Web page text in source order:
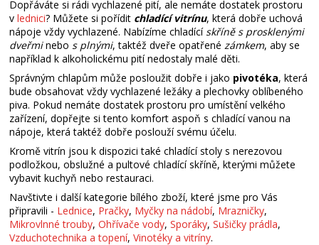
Dopřáváte si rádi vychlazené pití, ale nemáte dostatek prostoru
vlednici? Můžete si pořídit chladící vitrínu, která dobře uchová
nápoje vždy vychlazené. Nabízíme chladícískříně s prosklenými
dveřminebos plnými, taktéž dveře opatřenézámkem, aby se
například k alkoholickému pití nedostaly malé děti.
Správným chlapům může posloužit dobře i jako pivotéka, která
bude obsahovat vždy vychlazené ležáky a plechovky oblíbeného
piva. Pokud nemáte dostatek prostoru pro umístění velkého
zařízení, dopřejte si tento komfort aspoň s chladící vanou na
nápoje, která taktéž dobře poslouží svému účelu.
Kromě vitrín jsou k dispozici také chladící stoly s nerezovou
podložkou, obslužné a pultové chladící skříně, kterými můžete
vybavit kuchyň nebo restauraci.
Navštivte i další kategorie bílého zboží, které jsme pro Vás
připravili - Lednice, Pračky, Myčky na nádobí, Mrazničky,
Mikrovlnné trouby,Ohřívače vody,Sporáky,Sušičky prádla,
Vzduchotechnika a topení,Vinotéky a vitríny.